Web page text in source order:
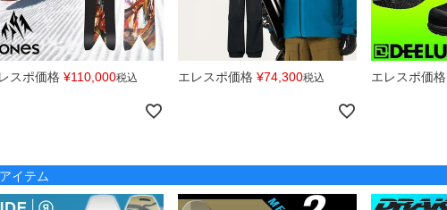
スポ価格 ¥110,000税込 エレスポ価格 ¥74,300税込 エレスポ価格
イテム